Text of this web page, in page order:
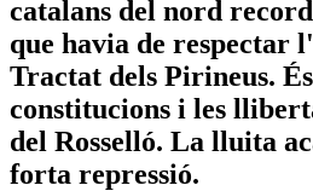
catalans del nord
que havia de respectar
Tractat dels Pirineus.
constitucions i les
del Rosselló. La lluita
forta repressió.